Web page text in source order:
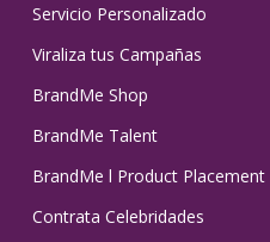
Servicio Personalizado
Viraliza tus Campañas
BrandMe Shop
BrandMe Talent
BrandMe l Product Placement
Contrata Celebridades